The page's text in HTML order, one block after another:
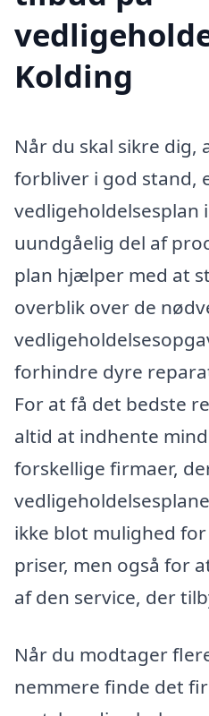
Kolding
Når du skal sikre dig,
forbliver i god stand,
vedligeholdelsesplan
uundgåelig del af
plan hjælper med at
overblik over de
forhindre dyre
For at få det bedste
altid at indhente
forskellige firmaer,
ikke blot mulighed
priser, men også for
af den service, der
Når du modtager
nemmere finde det